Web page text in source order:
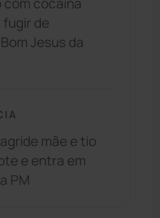
de
Jesus da
mãe e tio
e entra em
PM